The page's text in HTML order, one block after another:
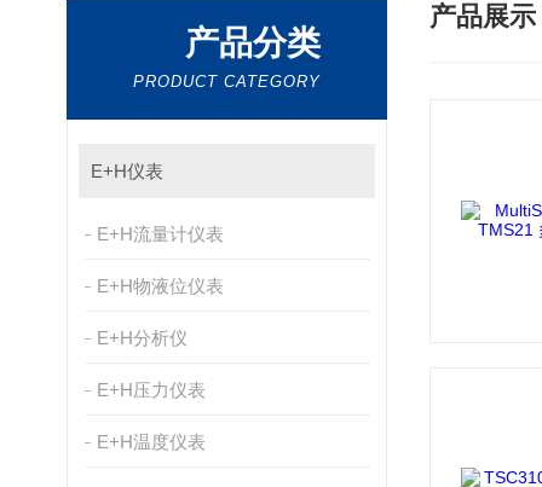
产品分类
PRODUCT CATEGORY
E+H仪表
E+H流量计仪表
E+H物液位仪表
E+H分析仪
E+H压力仪表
E+H温度仪表
产品展示